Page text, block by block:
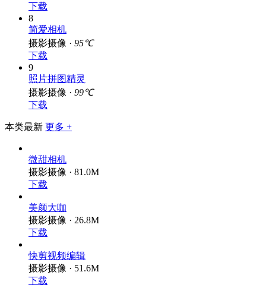
下载
8
简爱相机
摄影摄像 · 95℃
下载
9
照片拼图精灵
摄影摄像 · 99℃
下载
本类最新 更多 +
微甜相机
摄影摄像 · 81.0M
下载
美颜大咖
摄影摄像 · 26.8M
下载
快剪视频编辑
摄影摄像 · 51.6M
下载